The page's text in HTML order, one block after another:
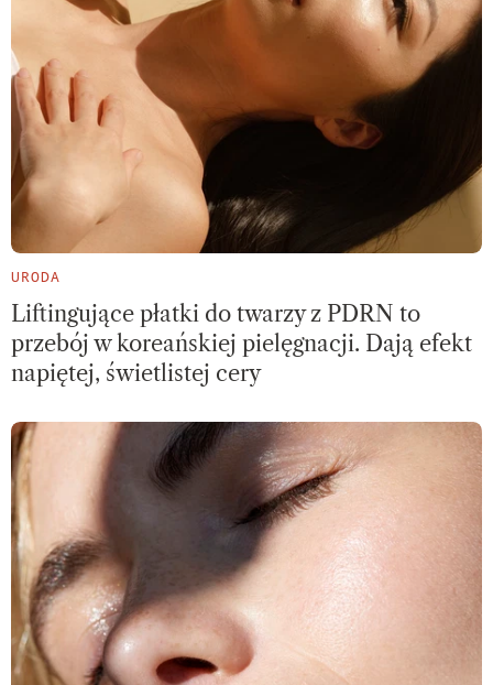
URODA
Liftingujące płatki do twarzy z PDRN to
przebój w koreańskiej pielęgnacji. Dają efekt
napiętej, świetlistej cery